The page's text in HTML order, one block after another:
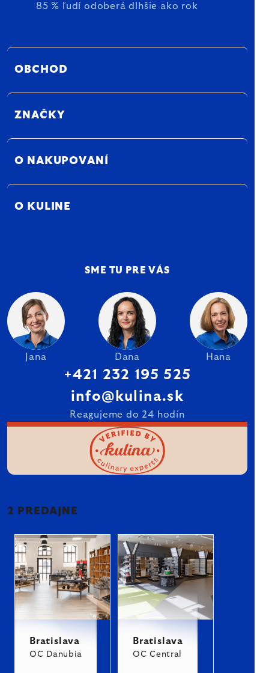
85 % ľudí odoberá dlhšie ako rok
OBCHOD
ZNAČKY
O NAKUPOVANÍ
O KULINE
SME TU PRE VÁS
Jana Dana Hana
+421 232 195 525
info@kulina.sk
Reagujeme do 24 hodín
2 PREDAJNE
Bratislava
OC Danubia
Bratislava
OC Central